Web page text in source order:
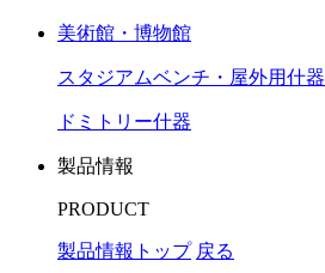
美術館・博物館
スタジアムベンチ・屋外用什器
ドミトリー什器
製品情報
PRODUCT
製品情報トップ 戻る